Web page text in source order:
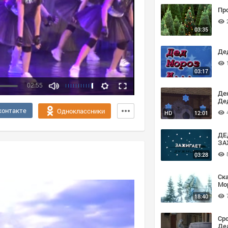
Качество:
360p
720p
02:55
Одноклассники
03:35
03:17
12:01
HD
03:28
18:40